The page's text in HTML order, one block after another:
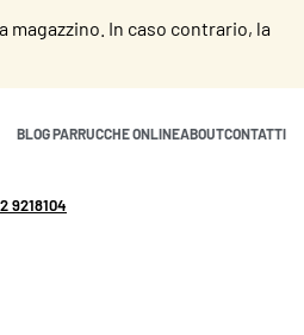
magazzino. In caso contrario, la
BLOG PARRUCCHE ONLINEABOUTCONTATTI
9218104